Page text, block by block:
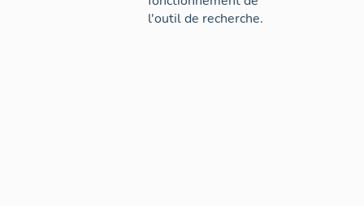
l'outil de recherche.